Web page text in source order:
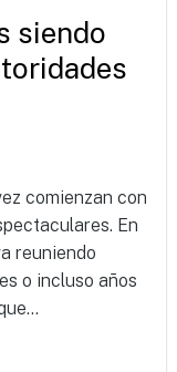
siendo
comienzan con
En
reuniendo
o incluso años